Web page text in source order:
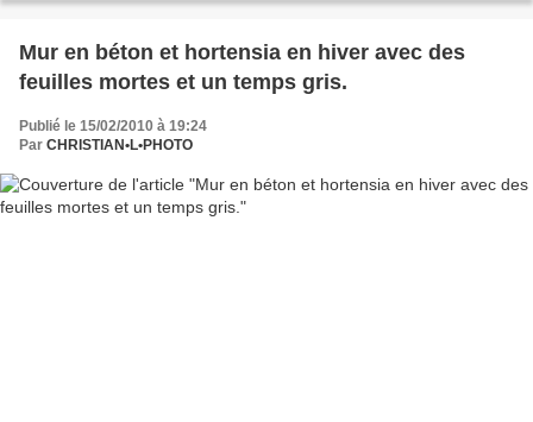
Mur en béton et hortensia en hiver avec des
feuilles mortes et un temps gris.
Publié le 15/02/2010 à 19:24
Par CHRISTIAN•L•PHOTO